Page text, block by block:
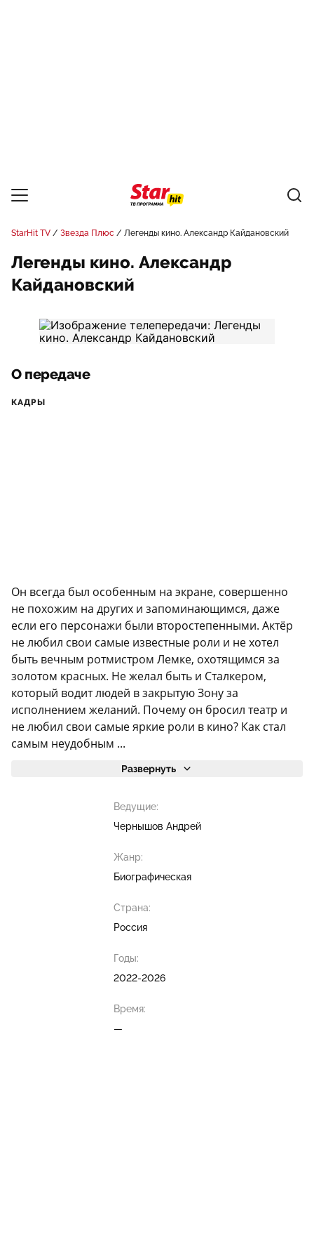
StarHit TV Звезда Плюс Легенды кино. Александр Кайдановский
Легенды кино. Александр
Кайдановский
О передаче
КАДРЫ
Он всегда был особенным на экране, совершенно
не похожим на других и запоминающимся, даже
если его персонажи были второстепенными. Актёр
не любил свои самые известные роли и не хотел
быть вечным ротмистром Лемке, охотящимся за
золотом красных. Не желал быть и Сталкером,
который водит людей в закрытую Зону за
исполнением желаний. Почему он бросил театр и
не любил свои самые яркие роли в кино? Как стал
самым неудобным ...
Развернуть
Ведущие:
Чернышов Андрей
Жанр:
Биографическая
Страна:
Россия
Годы:
2022-2026
Время:
—